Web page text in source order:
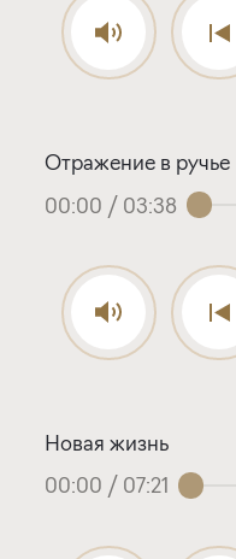
Отражение в ручье
00:00 / 03:38
Новая жизнь
00:00 / 07:21